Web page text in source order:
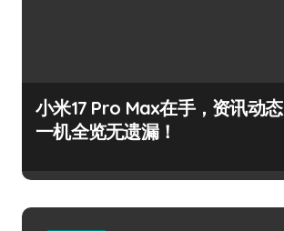
小米17 Pro Max在手，资讯动态
一机全览无遗漏！